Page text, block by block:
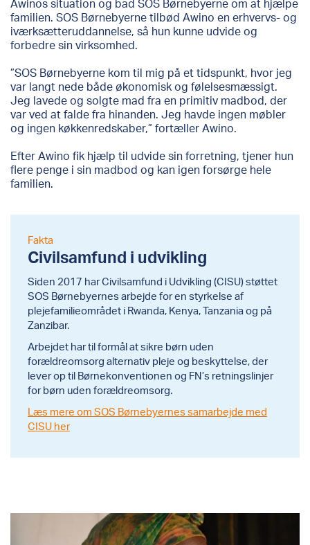
familien. SOS Børnebyerne tilbød Awino en erhvervs- og
iværksætteruddannelse, så hun kunne udvide og
forbedre sin virksomhed.
”SOS Børnebyerne kom til mig på et tidspunkt, hvor jeg
var langt nede både økonomisk og følelsesmæssigt.
Jeg lavede og solgte mad fra en primitiv madbod, der
var ved at falde fra hinanden. Jeg havde ingen møbler
og ingen køkkenredskaber,” fortæller Awino.
Efter Awino fik hjælp til udvide sin forretning, tjener hun
flere penge i sin madbod og kan igen forsørge hele
familien.
Fakta
Civilsamfund i udvikling
Siden 2017 har Civilsamfund i Udvikling (CISU) støttet
SOS Børnebyernes arbejde for en styrkelse af
plejefamilieområdet i Rwanda, Kenya, Tanzania og på
Zanzibar.
Arbejdet har til formål at sikre børn uden
forældreomsorg alternativ pleje og beskyttelse, der
lever op til Børnekonventionen og FN’s retningslinjer
for børn uden forældreomsorg.
Læs mere om SOS Børnebyernes samarbejde med
CISU her